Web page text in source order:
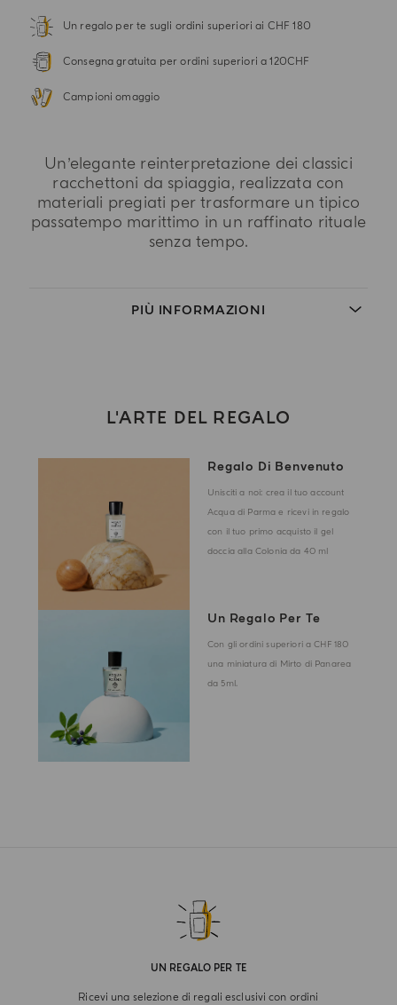
Un regalo per te sugli ordini superiori ai CHF 180
Consegna gratuita per ordini superiori a 120CHF
Campioni omaggio
Un’elegante reinterpretazione dei classici
racchettoni da spiaggia, realizzata con
materiali pregiati per trasformare un tipico
passatempo marittimo in un raffinato rituale
senza tempo.
PIÙ INFORMAZIONI
L'ARTE DEL REGALO
Regalo Di Benvenuto
Unisciti a noi: crea il tuo account
Acqua di Parma e ricevi in regalo
con il tuo primo acquisto il gel
doccia alla Colonia da 40 ml
Un Regalo Per Te
Con gli ordini superiori a CHF 180
una miniatura di Mirto di Panarea
da 5ml.
UN REGALO PER TE
Ricevi una selezione di regali esclusivi con ordini